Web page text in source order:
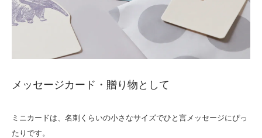
メッセージカード・贈り物として
ミニカードは、名刺くらいの小さなサイズでひと言メッセージにぴっ
たりです。